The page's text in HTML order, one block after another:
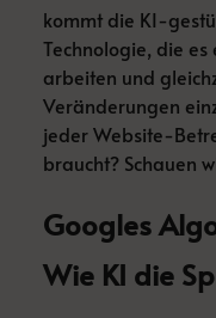
kommt die KI-
Technologie, die
arbeiten und
Veränderungen
jeder Website-
braucht? Schauen
Googles
Wie KI die